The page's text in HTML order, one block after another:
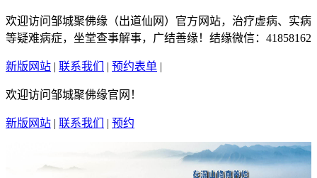
欢迎访问邹城聚佛缘（出道仙网）官方网站，治疗虚病、实病
等疑难病症，坐堂查事解事，广结善缘！结缘微信：41858162
新版网站 | 联系我们 | 预约表单 |
欢迎访问邹城聚佛缘官网！
新版网站 | 联系我们 | 预约